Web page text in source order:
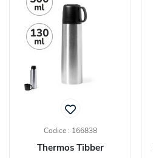
Codice : 166838
Thermos Tibber